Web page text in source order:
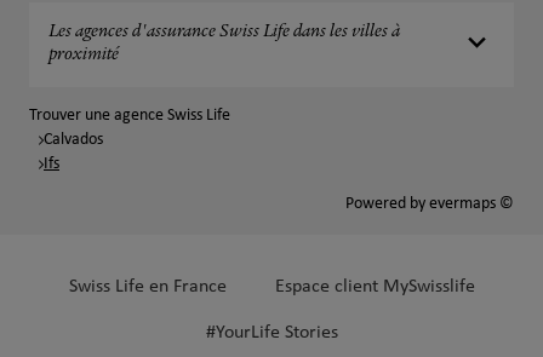
Les agences d'assurance Swiss Life dans les villes à
proximité
Trouver une agence Swiss Life
Calvados
Ifs
Powered by evermaps ©
Swiss Life en France Espace client MySwisslife
#YourLife Stories